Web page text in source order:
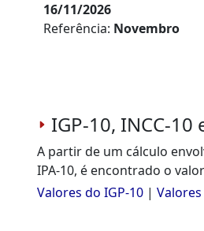
16/11/2026
Referência: Novembro
IGP-10, INCC-10
A partir de um cálculo
IPA-10, é encontrado o
Valores do IGP-10 | Valores